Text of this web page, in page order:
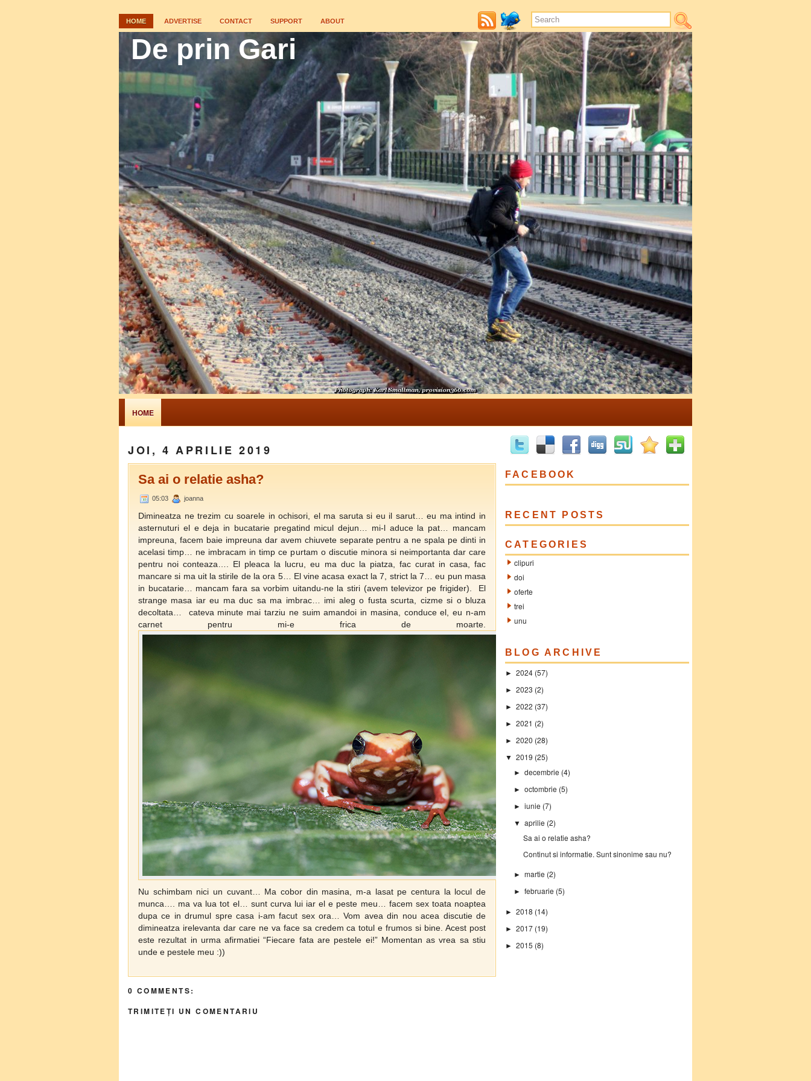
HOME ADVERTISE CONTACT SUPPORT ABOUT
De prin Gari
HOME
JOI, 4 APRILIE 2019
Sa ai o relatie asha?
05:03 joanna
Dimineatza ne trezim cu soarele in ochisori, el ma saruta si eu il sarut… eu ma intind in
asternuturi el e deja in bucatarie pregatind micul dejun… mi-l aduce la pat… mancam
impreuna, facem baie impreuna dar avem chiuvete separate pentru a ne spala pe dinti in
acelasi timp… ne imbracam in timp ce purtam o discutie minora si neimportanta dar care
pentru noi conteaza…. El pleaca la lucru, eu ma duc la piatza, fac curat in casa, fac
mancare si ma uit la stirile de la ora 5… El vine acasa exact la 7, strict la 7… eu pun masa
in bucatarie… mancam fara sa vorbim uitandu-ne la stiri (avem televizor pe frigider). El
strange masa iar eu ma duc sa ma imbrac… imi aleg o fusta scurta, cizme si o bluza
decoltata… cateva minute mai tarziu ne suim amandoi in masina, conduce el, eu n-am
carnet pentru mi-e frica de moarte.
Nu schimbam nici un cuvant… Ma cobor din masina, m-a lasat pe centura la locul de
munca…. ma va lua tot el… sunt curva lui iar el e peste meu… facem sex toata noaptea
dupa ce in drumul spre casa i-am facut sex ora… Vom avea din nou acea discutie de
dimineatza irelevanta dar care ne va face sa credem ca totul e frumos si bine. Acest post
este rezultat in urma afirmatiei “Fiecare fata are pestele ei!” Momentan as vrea sa stiu
unde e pestele meu :))
0 COMMENTS:
TRIMITEȚI UN COMENTARIU
FACEBOOK
RECENT POSTS
CATEGORIES
clipuri
doi
oferte
trei
unu
BLOG ARCHIVE
► 2024 (57)
► 2023 (2)
► 2022 (37)
► 2021 (2)
► 2020 (28)
▼ 2019 (25)
►decembrie (4)
►octombrie (5)
►iunie (7)
▼ aprilie (2)
Sa ai o relatie asha?
Continut si informatie. Sunt sinonime sau nu?
►martie (2)
►februarie (5)
► 2018 (14)
► 2017 (19)
► 2015 (8)